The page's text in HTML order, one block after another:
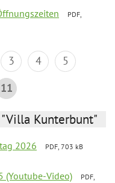
PDF,
3 4
5
11
Kunterbunt"
2026
PDF, 703 kB
(Youtube-Video) PDF,